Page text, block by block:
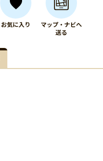
お気に入り
マップ・ナビへ
送る